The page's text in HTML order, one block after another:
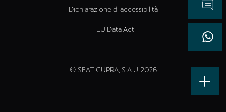
Dichiarazione di accessibilità
EU Data Act
© SEAT CUPRA, S.A.U. 2026